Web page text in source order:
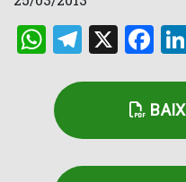
X